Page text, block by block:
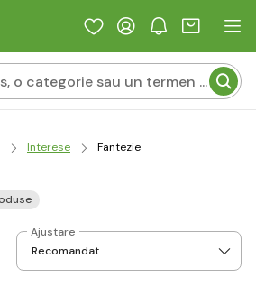
Interese Fantezie
Ajustare